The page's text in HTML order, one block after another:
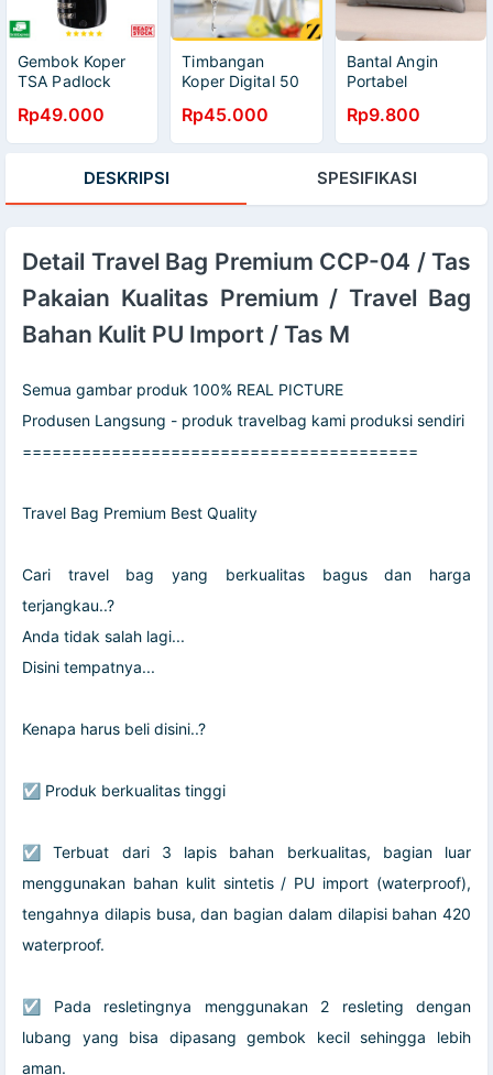
Gembok Koper
TSA Padlock
Digit TSA007
Rp49.000
Timbangan
Koper Digital 50
Portable Tas
Luggage Scale
Rp45.000
Bantal Angin
Portabel
Travel
Rp9.800
DESKRIPSI SPESIFIKASI
Detail Travel Bag Premium CCP-04 / Tas
Pakaian Kualitas Premium / Travel Bag
Bahan Kulit PU Import / Tas M
Semua gambar produk 100% REAL PICTURE
Produsen Langsung - produk travelbag kami produksi sendiri
========================================
Travel Bag Premium Best Quality
Cari travel bag yang berkualitas bagus dan harga
terjangkau..?
Anda tidak salah lagi...
Disini tempatnya...
Kenapa harus beli disini..?
☑️ Produk berkualitas tinggi
☑️ Terbuat dari 3 lapis bahan berkualitas, bagian luar
menggunakan bahan kulit sintetis / PU import (waterproof),
tengahnya dilapis busa, dan bagian dalam dilapisi bahan 420
waterproof.
☑️ Pada resletingnya menggunakan 2 resleting dengan
lubang yang bisa dipasang gembok kecil sehingga lebih
aman.